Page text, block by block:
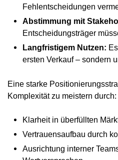
Fehlentscheidungen
Abstimmung mit
Entscheidungsträger
Langfristigem Nutzen:
ersten Verkauf – sondern
Eine starke
Komplexität zu meistern durch:
Klarheit in überfüllten
Vertrauensaufbau durch
Ausrichtung interner